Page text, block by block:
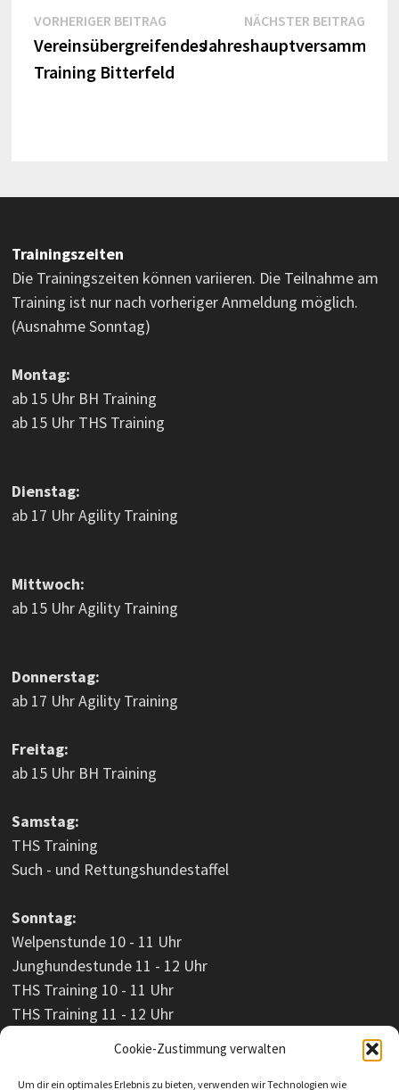
Cookie-Zustimmung verwalten
Um dir ein optimales Erlebnis zu bieten, verwenden wir Technologien wie
Beitragsnavigation
VORHERIGER BEITRAGVorheriger
Beitrag:
Vereinsübergreifendes
Training Bitterfeld
NÄCHSTER BEITRAG
Trainingszeiten
Die Trainingszeiten können variieren. Die Teilnahme am
Training ist nur nach vorheriger Anmeldung möglich.
(Ausnahme Sonntag)
Montag:
ab 15 Uhr BH Training
ab 15 Uhr THS Training
Dienstag:
ab 17 Uhr Agility Training
Mittwoch:
ab 15 Uhr Agility Training
Donnerstag:
ab 17 Uhr Agility Training
Freitag:
ab 15 Uhr BH Training
Samstag:
THS Training
Such - und Rettungshundestaffel
Sonntag:
Welpenstunde 10 - 11 Uhr
Junghundestunde 11 - 12 Uhr
THS Training 10 - 11 Uhr
THS Training 11 - 12 Uhr